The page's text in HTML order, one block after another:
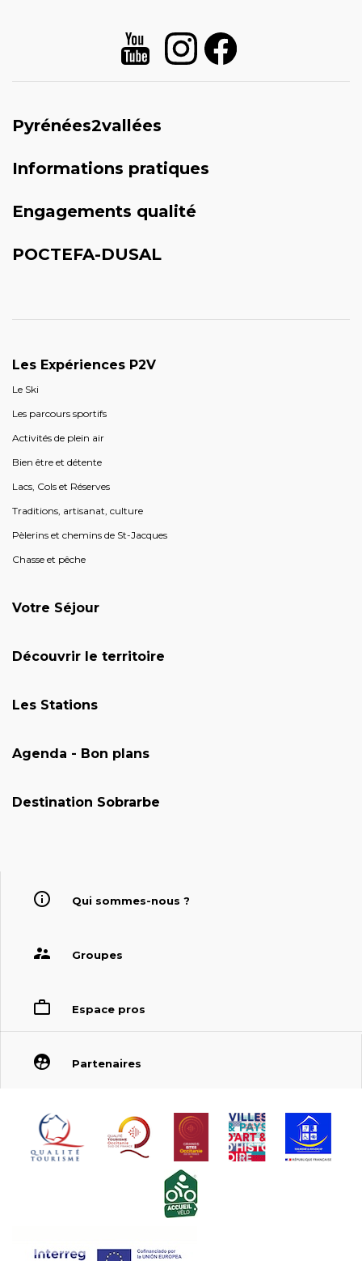
Pyrénées2vallées
Informations pratiques
Engagements qualité
POCTEFA-DUSAL
Les Expériences P2V
Le Ski
Les parcours sportifs
Activités de plein air
Bien être et détente
Lacs, Cols et Réserves
Traditions, artisanat, culture
Pèlerins et chemins de St-Jacques
Chasse et pêche
Votre Séjour
Découvrir le territoire
Les Stations
Agenda - Bon plans
Destination Sobrarbe
Qui sommes-nous ?
Groupes
Espace pros
Partenaires